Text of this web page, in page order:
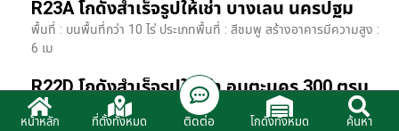
R23A โกดังสำเร็จรูปให้เช่า บางเลน นครปฐม
พื้นที่ : บนพื้นที่กว่า 10 ไร่ ประเภทพื้นที่ : สีชมพู สร้างอาคารมีความสูง :
6 เม
R22D โกดังสำเร็จรูปให้เช่า อมตะนคร 300 ตรม.
HR22 โกดังสำเร็จรูปให้เช่า พิกัด ติดนิคมอมตะนคร อ.พานทอง จ.ชลบุรี
รายละเอียดโรงง
หน้าหลัก ที่ตั้งทั้งหมด ติดต่อ โกดังทั้งหมด ค้นหา